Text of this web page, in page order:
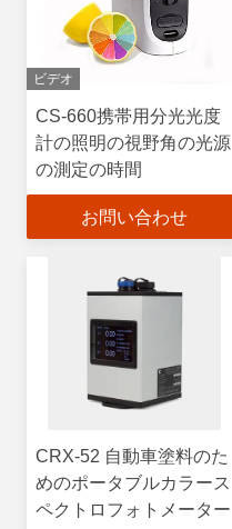
ビデオ
CS-660携帯用分光光度
計の照明の視野角の光源
の測定の時間
お問い合わせ
CRX-52 自動車塗料のた
めのポータブルカラース
ペクトロフォトメーター